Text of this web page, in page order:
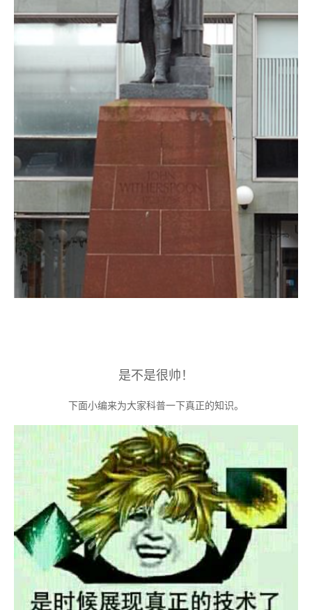
是不是很帅！
下面小编来为大家科普一下真正的知识。